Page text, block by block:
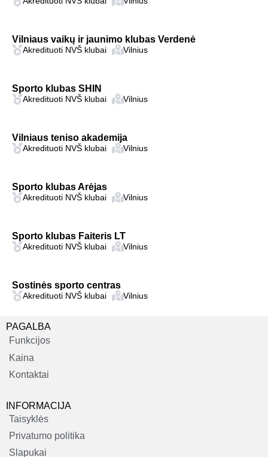
Vilniaus vaikų ir jaunimo klubas Verdenė
Akredituoti NVŠ klubai Vilnius
Sporto klubas SHIN
Akredituoti NVŠ klubai Vilnius
Vilniaus teniso akademija
Akredituoti NVŠ klubai Vilnius
Sporto klubas Arėjas
Akredituoti NVŠ klubai Vilnius
Sporto klubas Faiteris LT
Akredituoti NVŠ klubai Vilnius
Sostinės sporto centras
Akredituoti NVŠ klubai Vilnius
PAGALBA
Funkcijos
Kaina
Kontaktai
INFORMACIJA
Taisyklės
Privatumo politika
Slapukai